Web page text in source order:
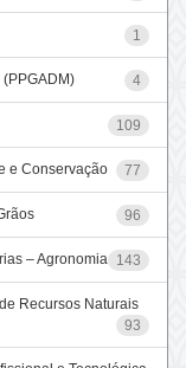
1
4
109
e Conservação 77
96
– Agronomia 143
Recursos Naturais
93